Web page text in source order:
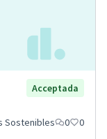
Acceptada
Sostenibles 0 0